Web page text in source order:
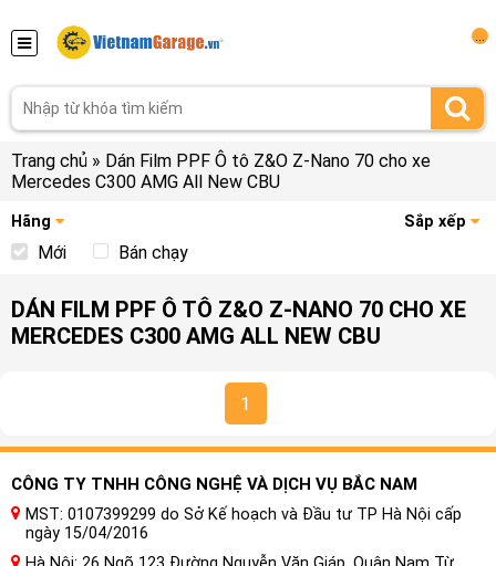
Trang chủ » Dán Film PPF Ô tô Z&O Z-Nano 70 cho xe
Mercedes C300 AMG All New CBU
Hãng Sắp xếp
Mới Bán chạy
DÁN FILM PPF Ô TÔ Z&O Z-NANO 70 CHO XE
MERCEDES C300 AMG ALL NEW CBU
1
CÔNG TY TNHH CÔNG NGHỆ VÀ DỊCH VỤ BẮC NAM
MST: 0107399299 do Sở Kế hoạch và Đầu tư TP Hà Nội cấp
ngày 15/04/2016